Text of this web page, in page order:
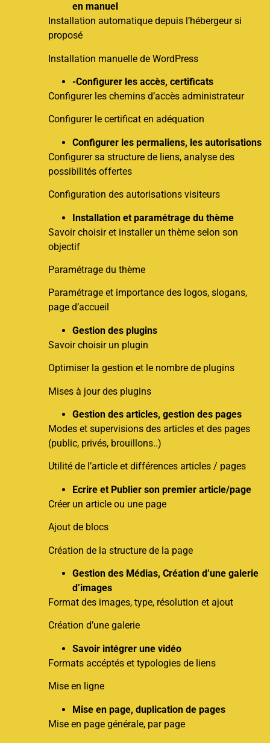
en manuel
Installation automatique depuis l’hébergeur si
proposé
Installation manuelle de WordPress
-Configurer les accès, certificats
Configurer les chemins d’accès administrateur
Configurer le certificat en adéquation
Configurer les permaliens, les autorisations
Configurer sa structure de liens, analyse des
possibilités offertes
Configuration des autorisations visiteurs
Installation et paramétrage du thème
Savoir choisir et installer un thème selon son
objectif
Paramétrage du thème
Paramétrage et importance des logos, slogans,
page d’accueil
Gestion des plugins
Savoir choisir un plugin
Optimiser la gestion et le nombre de plugins
Mises à jour des plugins
Gestion des articles, gestion des pages
Modes et supervisions des articles et des pages
(public, privés, brouillons..)
Utilité de l’article et différences articles / pages
Ecrire et Publier son premier article/page
Créer un article ou une page
Ajout de blocs
Création de la structure de la page
Gestion des Médias, Création d’une galerie
d’images
Format des images, type, résolution et ajout
Création d’une galerie
Savoir intégrer une vidéo
Formats accéptés et typologies de liens
Mise en ligne
Mise en page, duplication de pages
Mise en page générale, par page